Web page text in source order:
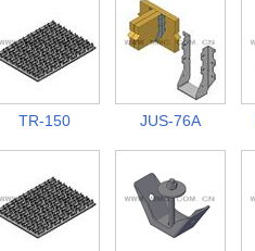
TR-150 JUS-76A